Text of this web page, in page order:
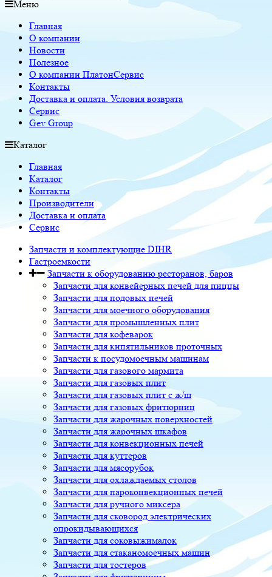
Меню
Главная
О компании
Новости
Полезное
О компании ПлатонСервис
Контакты
Доставка и оплата. Условия возврата
Сервис
Gev Group
Каталог
Главная
Каталог
Контакты
Производители
Доставка и оплата
Сервис
Запчасти и комплектующие DIHR
Гастроемкости
Запчасти к оборудованию ресторанов, баров
Запчасти для конвейерных печей для пиццы
Запчасти для подовых печей
Запчасти для моечного оборудования
Запчасти для промышленных плит
Запчасти для кофеварок
Запчасти для кипятильников проточных
Запчасти к посудомоечным машинам
Запчасти для газового мармита
Запчасти для газовых плит
Запчасти для газовых плит с ж/ш
Запчасти для газовых фритюрниц
Запчасти для жарочных поверхностей
Запчасти для жарочных шкафов
Запчасти для конвекционных печей
Запчасти для куттеров
Запчасти для мясорубок
Запчасти для охлаждаемых столов
Запчасти для пароконвекционных печей
Запчасти для ручного миксера
Запчасти для сковород электрических
опрокидывающихся
Запчасти для соковыжималок
Запчасти для стаканомоечных машин
Запчасти для тостеров